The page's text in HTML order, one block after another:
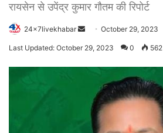
रायसेन से उपेंद्र कुमार गौतम की रिपोर्ट
24x7livekhabar
SendOctober 29, 2023
Last Updated: October 29, 2023 0 562